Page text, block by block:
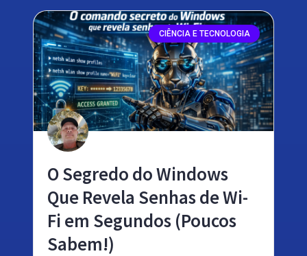
CIÊNCIA E TECNOLOGIA
O Segredo do Windows
Que Revela Senhas de Wi-
Fi em Segundos (Poucos
Sabem!)